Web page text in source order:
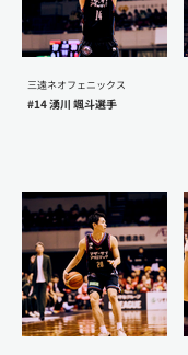
三遠ネオフェニックス
#14 湧川 颯斗選手